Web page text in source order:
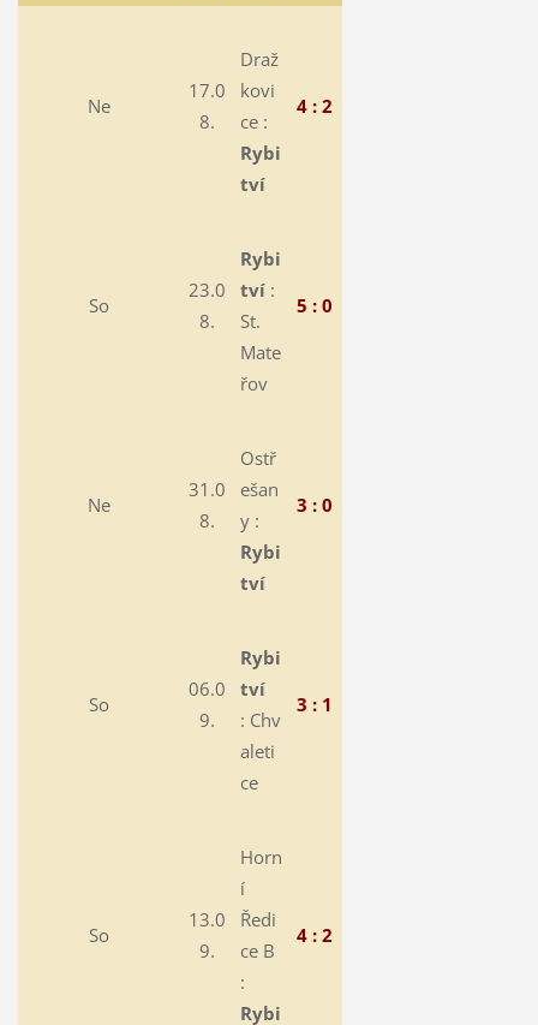
Ne
17.0
8.
Draž
kovi
ce :
Rybi
tví
4 : 2
So
23.0
8.
Rybi
tví:
St.
Mate
řov
5 : 0
Ne
31.0
8.
Ostř
ešan
y :
Rybi
tví
3 : 0
So
06.0
9.
Rybi
tví
: Chv
aleti
ce
3 : 1
So
13.0
9.
Horn
í
Ředi
ce B
:
Rybi
4 : 2